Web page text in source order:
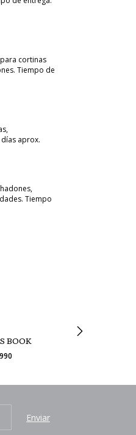
cortinas
Tiempo de
aprox.
Tiempo
BOOK